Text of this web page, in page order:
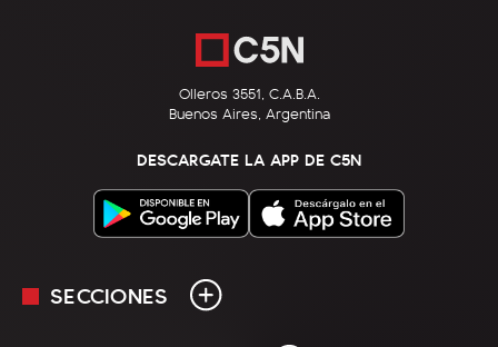
Olleros 3551, C.A.B.A.
Buenos Aires, Argentina
DESCARGATE LA APP DE C5N
SECCIONES